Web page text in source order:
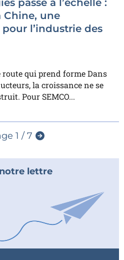
passe à l’échelle :
Chine, une
l’industrie des
route qui prend forme Dans
la croissance ne se
Pour SEMCO...
1 / 7
lettre